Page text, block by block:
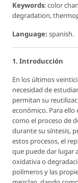
Keywords: color
degradation,
Language: spanish.
1. Introducción
En los últimos
necesidad de
permitan su
económico. Para
como el proceso de
durante su síntesis,
estos procesos, el
que puede dar lugar
oxidativa o
polímeros y las